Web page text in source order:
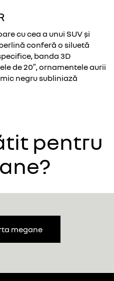
cu cea a unui SUV și
conferă o siluetă
banda 3D
de 20″, ornamentele aurii
negru subliniază
pentru
megane